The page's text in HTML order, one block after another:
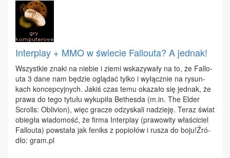
Interplay + MMO w świecie Fallouta? A jednak!
Wszyst­kie zna­ki na nie­bie i zie­mi wska­zy­wa­ły na to, że Fal­lo­
uta 3 da­ne nam bę­dzie oglą­dać tyl­ko i wy­łącz­nie na ry­sun­
kach kon­cep­cyj­nych. Ja­kiś czas te­mu oka­za­ło się jed­nak, że
pra­wa do te­go ty­tu­łu wy­ku­pi­ła Be­thes­da (m.​in. The El­der
Scrolls: Ob­li­vion), więc gra­cze od­zy­ska­li na­dzie­ję. Te­raz świat
obie­gła wia­do­mość, że fir­ma In­ter­play (pra­wo­wi­ty wła­ści­ciel
Fal­lo­uta) po­wsta­ła jak fe­niks z po­pio­łów i ru­sza do bo­ju!Źró­
dło: gram.​pl